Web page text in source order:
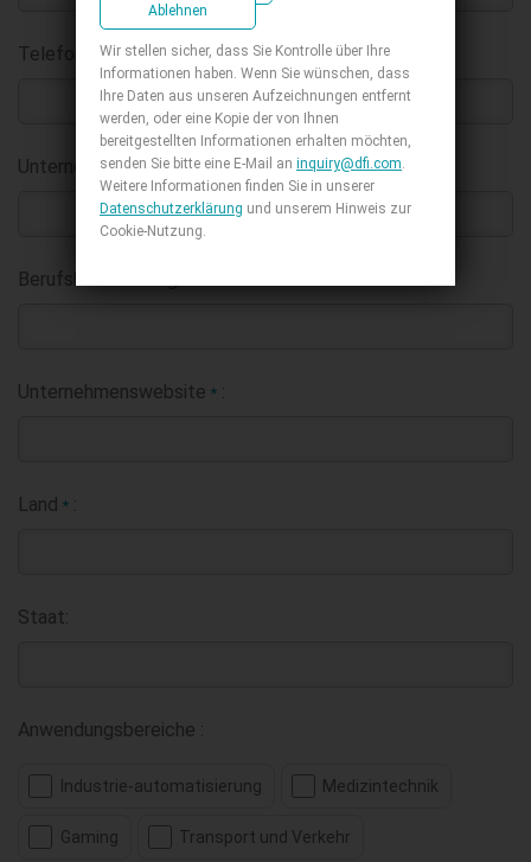
Telefon :
Unternehmen*:
Berufsbezeichnung:
Unternehmenswebsite * :
Land * :
Staat:
Anwendungsbereiche :
Industrie-automatisierung Medizintechnik
Gaming Transport und Verkehr
Ablehnen
Wir stellen sicher, dass Sie Kontrolle über Ihre
Informationen haben. Wenn Sie wünschen, dass
Ihre Daten aus unseren Aufzeichnungen entfernt
werden, oder eine Kopie der von Ihnen
bereitgestellten Informationen erhalten möchten,
senden Sie bitte eine E-Mail an inquiry@dfi.com
Weitere Informationen finden Sie in unserer
Datenschutzerklärung und unserem Hinweis zur
Cookie-Nutzung.